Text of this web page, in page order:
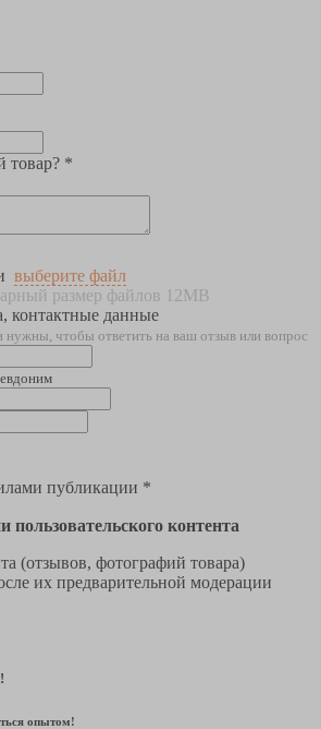
товар? *
выберите файл
размер файлов 12MB
контактные данные
чтобы ответить на ваш отзыв или вопрос
публикации *
контента
(отзывов, фотографий товара)
их предварительной модерации
опытом!